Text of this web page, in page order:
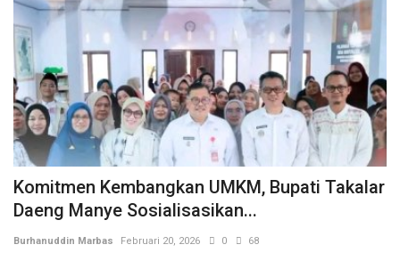
Komitmen Kembangkan UMKM, Bupati Takalar
Daeng Manye Sosialisasikan...
Burhanuddin Marbas Februari 20, 2026 0 68